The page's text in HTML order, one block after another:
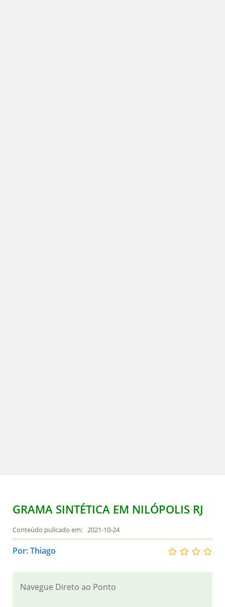
GRAMA SINTÉTICA EM NILÓPOLIS RJ
2021-10-24
Por: Thiago
Navegue Direto ao Ponto